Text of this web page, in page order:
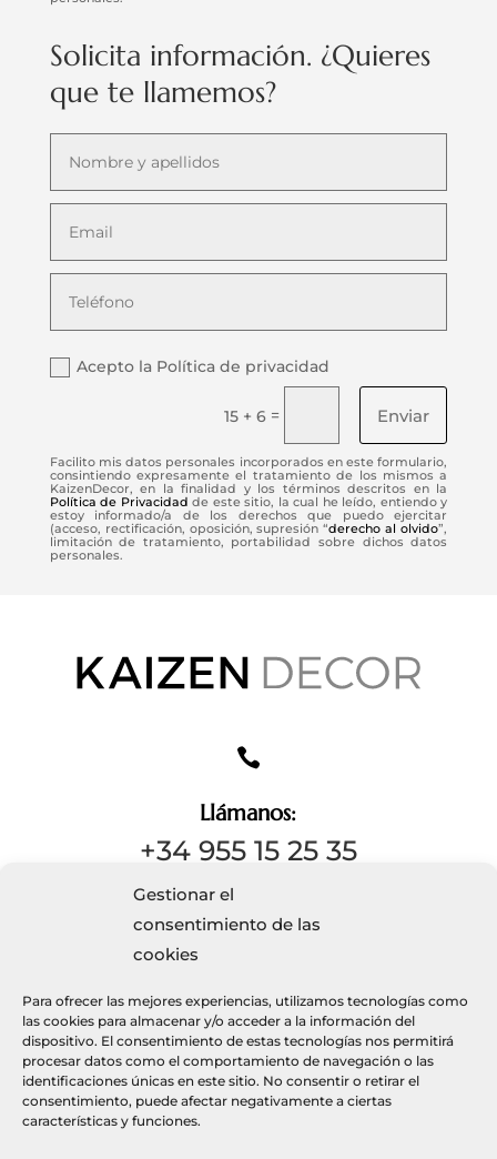
Gestionar el
consentimiento de las
cookies
Para ofrecer las mejores experiencias, utilizamos tecnologías como
las cookies para almacenar y/o acceder a la información del
dispositivo. El consentimiento de estas tecnologías nos permitirá
procesar datos como el comportamiento de navegación o las
identificaciones únicas en este sitio. No consentir o retirar el
consentimiento, puede afectar negativamente a ciertas
características y funciones.
Solicita información. ¿Quieres
que te llamemos?
Acepto la Política de privacidad
15 + 6 = Enviar
Facilito mis datos personales incorporados en este formulario,
consintiendo expresamente el tratamiento de los mismos a
KaizenDecor, en la finalidad y los términos descritos en la
Política de Privacidad de este sitio, la cual he leído, entiendo y
estoy informado/a de los derechos que puedo ejercitar
(acceso, rectificación, oposición, supresión “derecho al olvido”,
limitación de tratamiento, portabilidad sobre dichos datos
personales.

Llámanos:
+34 955 15 25 35

info@kaizendecor.es